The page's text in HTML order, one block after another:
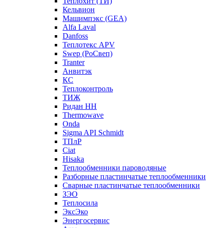
Кельвион
Машимпэкс (GEA)
Alfa Laval
Danfoss
Теплотекс APV
Swep (РоСвеп)
Tranter
Анвитэк
КС
Теплоконтроль
ТИЖ
Ридан НН
Thermowave
Onda
Sigma API Schmidt
ТПлР
Ciat
Hisaka
Теплообменники пароводяные
Разборные пластинчатые теплообменники
Сварные пластинчатые теплообменники
ЗЭО
Теплосила
ЭксЭко
Энергосервис